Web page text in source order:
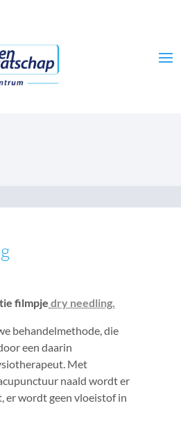
filmpje dry needling.
behandelmethode, die
een daarin
Met
acupunctuur naald wordt er
er wordt geen vloeistof in